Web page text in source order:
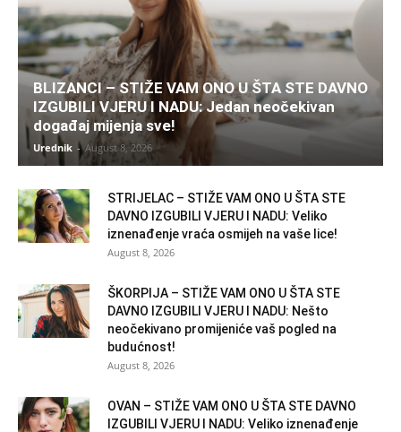
BLIZANCI – STIŽE VAM ONO U ŠTA STE DAVNO
IZGUBILI VJERU I NADU: Jedan neočekivan
događaj mijenja sve!
Urednik - August 8, 2026
STRIJELAC – STIŽE VAM ONO U ŠTA STE
DAVNO IZGUBILI VJERU I NADU: Veliko
iznenađenje vraća osmijeh na vaše lice!
August 8, 2026
ŠKORPIJA – STIŽE VAM ONO U ŠTA STE
DAVNO IZGUBILI VJERU I NADU: Nešto
neočekivano promijeniće vaš pogled na
budućnost!
August 8, 2026
OVAN – STIŽE VAM ONO U ŠTA STE DAVNO
IZGUBILI VJERU I NADU: Veliko iznenađenje